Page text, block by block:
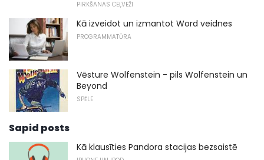
PIRKŠANAS CEĻVEŽI
Kā izveidot un izmantot Word veidnes
PROGRAMMATŪRA
Vēsture Wolfenstein - pils Wolfenstein un
Beyond
SPĒLE
Sapid posts
Kā klausīties Pandora stacijas bezsaistē